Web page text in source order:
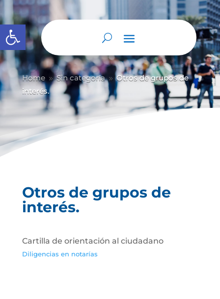
Abrir barra de herramientas
Home 9 Sin categoría 9 Otros de grupos de
interés.
Otros de grupos de
interés.
Cartilla de orientación al ciudadano
Diligencias en notarías